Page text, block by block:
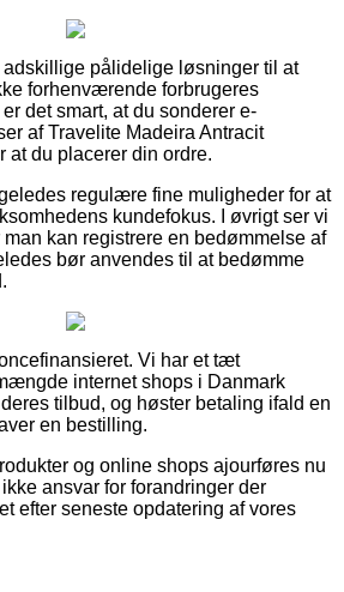
adskillige pålidelige løsninger til at
forhenværende forbrugeres
det smart, at du sonderer e-
af Travelite Madeira Antracit
at du placerer din ordre.
regulære fine muligheder for at
kundefokus. I øvrigt ser vi
kan registrere en bedømmelse af
bør anvendes til at bedømme
Vi har et tæt
internet shops i Danmark
tilbud, og høster betaling ifald en
en bestilling.
og online shops ajourføres nu
ansvar for forandringer der
efter seneste opdatering af vores